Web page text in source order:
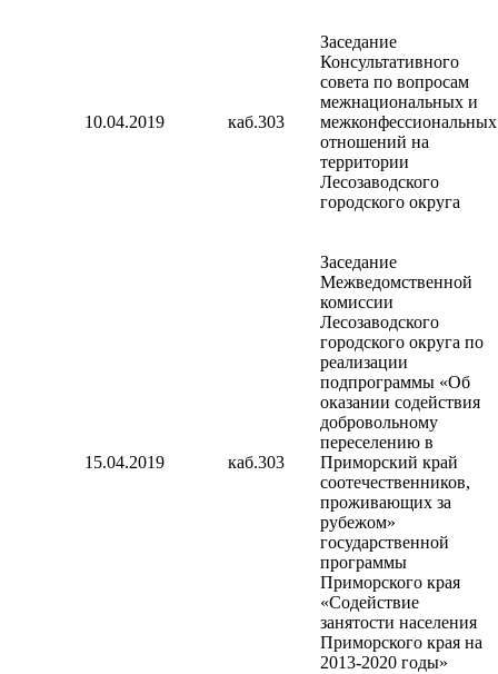
10.04.2019 каб.303
Заседание
Консультативного
совета по вопросам
межнациональных и
межконфессиональных
отношений на
территории
Лесозаводского
городского округа
15.04.2019 каб.303
Заседание
Межведомственной
комиссии
Лесозаводского
городского округа по
реализации
подпрограммы «Об
оказании содействия
добровольному
переселению в
Приморский край
соотечественников,
проживающих за
рубежом»
государственной
программы
Приморского края
«Содействие
занятости населения
Приморского края на
2013-2020 годы»